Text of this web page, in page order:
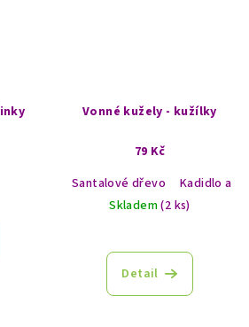
Vonné kužely - kužílky
79 Kč
Santalové dřevo
Kadidlo a
Skladem(2 ks)
Detail